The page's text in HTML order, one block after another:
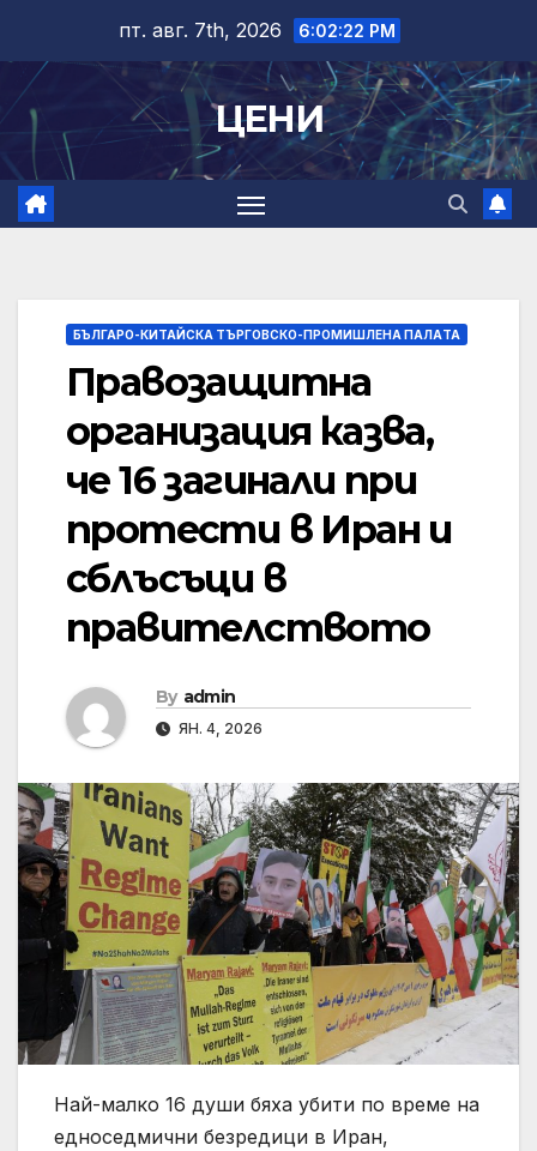
content
пт. авг. 7th, 2026 6:02:23 PM
ЦЕНИ
БЪЛГАРО-КИТАЙСКА ТЪРГОВСКО-ПРОМИШЛЕНА ПАЛAТА
Правозащитна
организация казва,
че 16 загинали при
протести в Иран и
сблъсъци в
правителството
By admin
ЯН. 4, 2026
Най-малко 16 души бяха убити по време на
едноседмични безредици в Иран,